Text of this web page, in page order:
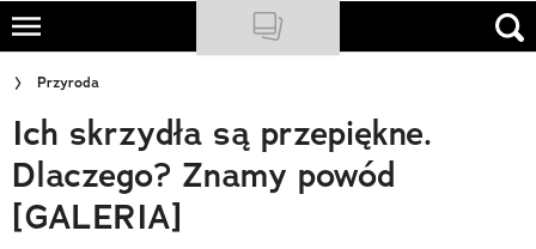
Skip
main
content
NATIONAL GEOGRAPHIC
TRAVELER
PODCASTY
Sklep
Przyroda
Ich skrzydła są przepiękne.
Dlaczego? Znamy powód
[GALERIA]